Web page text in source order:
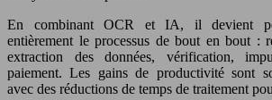
En combinant OCR et IA, il devient
entièrement le processus de bout en bout :
extraction des données, vérification,
paiement. Les gains de productivité sont
avec des réductions de temps de traitement